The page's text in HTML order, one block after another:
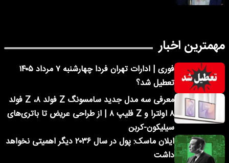
مهمترین اخبار
فوری | ادارات تهران فردا چهارشنبه ۷ مرداد ۱۴۰۵
تعطیل شد؟
معرفی سه مدل جدید سامسونگ Z فولد ۸، Z فولد
۸ اولترا و Z فلیپ ۸ | از طراحی عریض تا باتری‌های
سیلیکون-کربن
ایلان ماسک: پول در سال ۲۰۳۶ دیگر اهمیتی نخواهد
داشت